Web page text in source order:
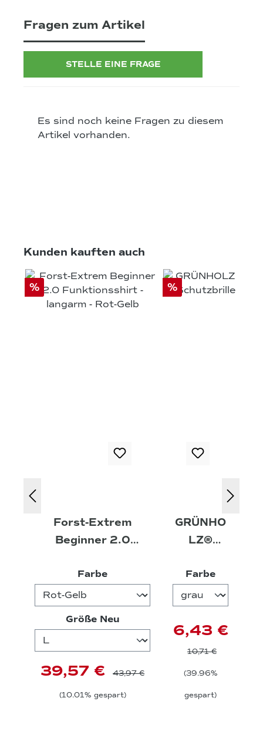
Fragen zum Artikel
STELLE EINE FRAGE
Es sind noch keine Fragen zu diesem
Artikel vorhanden.
Produktgalerie überspringen
Kunden kauften auch
%
Forst-Extrem
Beginner 2.0
langarm
Farbeauswählen
Größe Neuauswählen
39,57 € 43,97 €
(10.01% gespart)
%
GRÜNHO
LZ®
lle
Farbe
6,43 €
10,71 €
(39.96%
gespart)